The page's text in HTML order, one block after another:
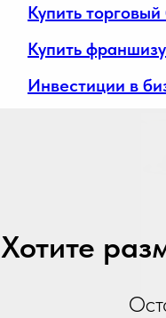
Купить
Купить
Инвестиции в
Хотите